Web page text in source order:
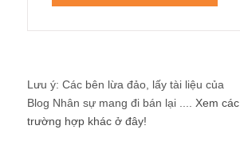
Lưu ý: Các bên lừa đảo, lấy tài liệu của
Blog Nhân sự mang đi bán lại .... Xem các
trường hợp khác ở đây!